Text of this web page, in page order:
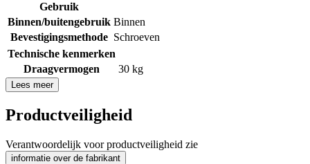
Gebruik
Binnen/buitengebruik Binnen
Bevestigingsmethode Schroeven
Technische kenmerken
Draagvermogen
30 kg
Lees meer
Productveiligheid
Verantwoordelijk voor productveiligheid zie
informatie over de fabrikant